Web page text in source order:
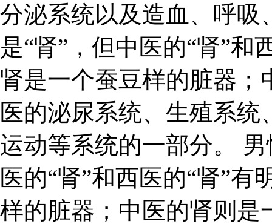
分泌系统以及造血、呼吸
是“肾”，但中医的“肾”和
肾是一个蚕豆样的脏器；
医的泌尿系统、生殖系
运动等系统的一部分。
医的“肾”和西医的“肾”
样的脏器；中医的肾则是